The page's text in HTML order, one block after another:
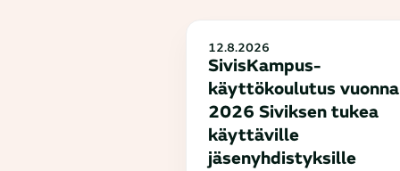
12.8.2026
SivisKampus-
käyttökoulutus vuonna
2026 Siviksen tukea
käyttäville
jäsenyhdistyksille